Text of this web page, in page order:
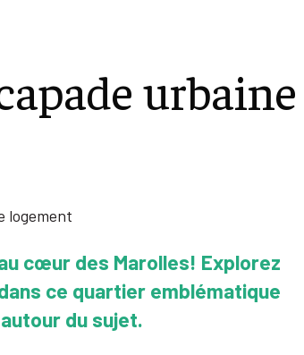
urbaine
cœur des Marolles! Explorez
ce quartier emblématique
du sujet.